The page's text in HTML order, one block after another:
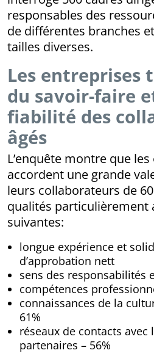
responsables des
de différentes branches
tailles diverses.
Les
du savoir-faire
fiabilité des
âgés
L’enquête montre que
accordent une grande
leurs collaborateurs de
qualités particulièrement
suivantes:
longue expérience et
d’approbation nett
sens des responsabilités
compétences
connaissances de la
61%
réseaux de contacts avec
partenaires – 56%